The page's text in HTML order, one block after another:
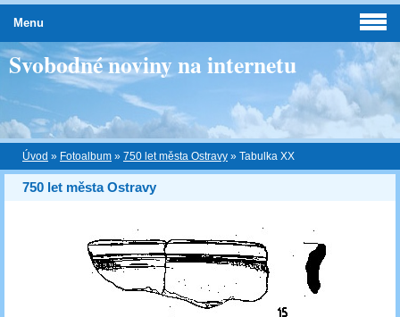
Svobodné noviny na internetu
Úvod » Fotoalbum » 750 let města Ostravy » Tabulka XX
750 let města Ostravy
Menu